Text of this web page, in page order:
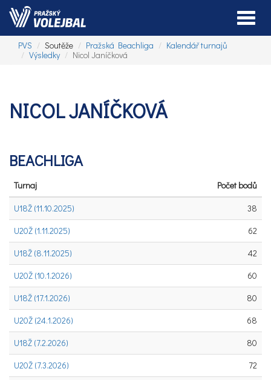
PVS Soutěže Pražská Beachliga
Kalendář turnajů
Výsledky
Nicol Janíčková
NICOL JANÍČKOVÁ
BEACHLIGA
Turnaj
Počet bodů
U18Ž (11.10.2025)
38
U20Ž (1.11.2025)
62
U18Ž (8.11.2025)
42
U20Ž (10.1.2026)
60
U18Ž (17.1.2026)
80
U20Ž (24.1.2026)
68
U18Ž (7.2.2026)
80
U20Ž (7.3.2026)
72